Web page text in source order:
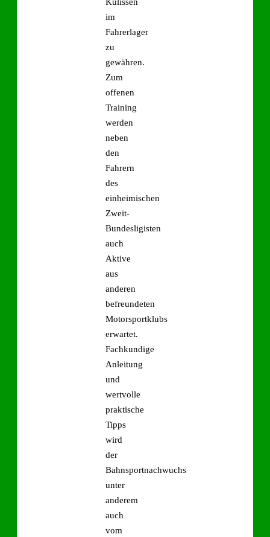
im
Fahrerlager
zu
gewähren.
Zum
offenen
Training
werden
neben
den
Fahrern
des
einheimischen
Zweit-
Bundesligisten
auch
Aktive
aus
anderen
befreundeten
Motorsportklubs
erwartet.
Fachkundige
Anleitung
und
wertvolle
praktische
Tipps
wird
der
Bahnsportnachwuchs
unter
anderem
auch
vom